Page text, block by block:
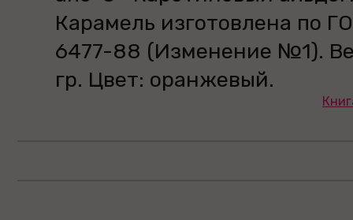
Карамель изготовлена по
6477-88 (Изменение №1).
гр. Цвет: оранжевый.